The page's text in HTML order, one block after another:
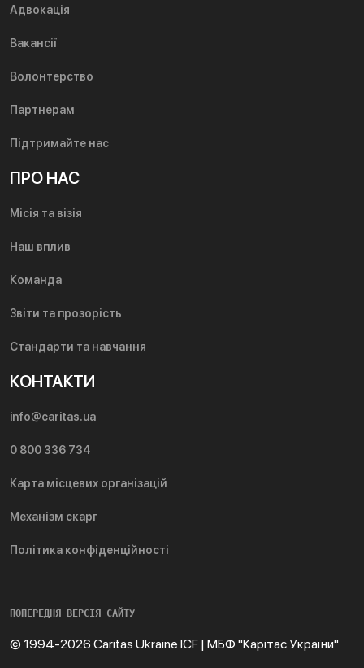
Адвокація
Вакансії
Волонтерство
Партнерам
Підтримайте нас
ПРО НАС
Місія та візія
Наш вплив
Команда
Звіти та прозорість
Стандарти та навчання
КОНТАКТИ
info@caritas.ua
0 800 336 734
Карта місцевих організацій
Механізм скарг
Політика конфіденційності
ПОПЕРЕДНЯ ВЕРСІЯ САЙТУ
© 1994-2026 Caritas Ukraine ICF | МБФ "Карітас України"